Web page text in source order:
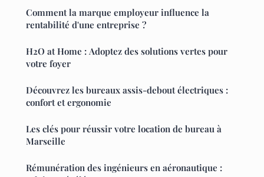
Comment la marque employeur influence la
rentabilité d'une entreprise ?
H2O at Home : Adoptez des solutions vertes pour
votre foyer
Découvrez les bureaux assis-debout électriques :
confort et ergonomie
Les clés pour réussir votre location de bureau à
Marseille
Rémunération des ingénieurs en aéronautique :